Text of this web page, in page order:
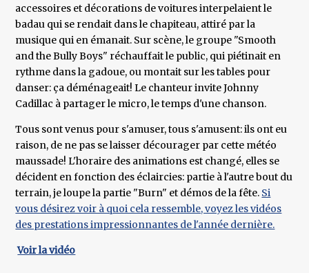
accessoires et décorations de voitures interpelaient le
badau qui se rendait dans le chapiteau, attiré par la
musique qui en émanait. Sur scène, le groupe "Smooth
and the Bully Boys" réchauffait le public, qui piétinait en
rythme dans la gadoue, ou montait sur les tables pour
danser: ça déménageait! Le chanteur invite Johnny
Cadillac à partager le micro, le temps d'une chanson.
Tous sont venus pour s'amuser, tous s'amusent: ils ont eu
raison, de ne pas se laisser décourager par cette météo
maussade! L'horaire des animations est changé, elles se
décident en fonction des éclaircies: partie à l'autre bout du
terrain, je loupe la partie "Burn" et démos de la fête. Si
vous désirez voir à quoi cela ressemble, voyez les vidéos
des prestations impressionnantes de l'année dernière.
Voir la vidéo